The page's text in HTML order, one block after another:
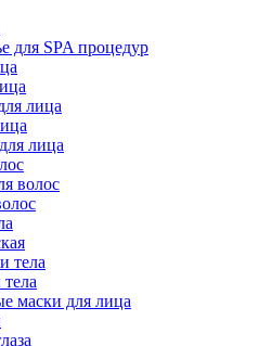
для SPA процедур
лица
лица
волос
тела
маски для лица